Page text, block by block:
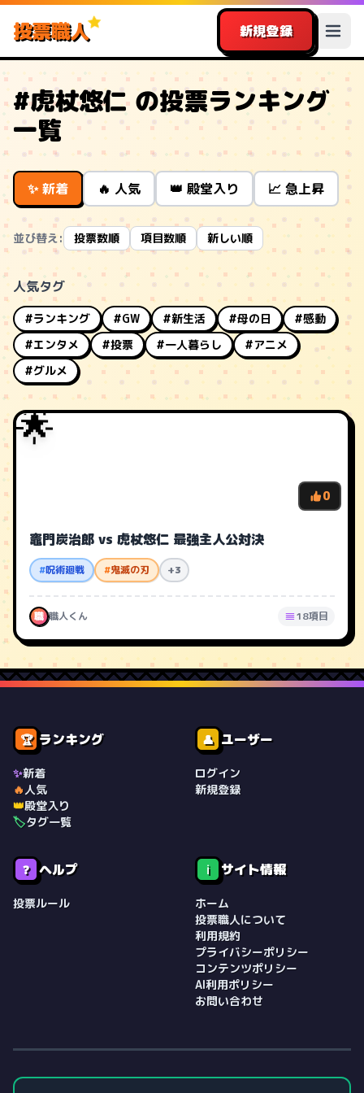
投票職人 新規登録
#虎杖悠仁 の投票ランキング
一覧
✨ 新着 🔥 人気 👑 殿堂入り 📈 急上昇
並び替え: 投票数順 項目数順 新しい順
人気タグ
#ランキング #GW #新生活 #母の日
#感動
#エンタメ
#投票 #一人暮らし
#アニメ
#グルメ
🌟
0
竈門炭治郎 vs 虎杖悠仁 最強主人公対決
#呪術廻戦 #鬼滅の刃 +3
職 職人くん 18項目
🏆 ランキング
✨新着
🔥人気
👑殿堂入り
🏷️タグ一覧
👤 ユーザー
ログイン
新規登録
❓ ヘルプ
投票ルール
ℹ️ サイト情報
ホーム
投票職人について
利用規約
プライバシーポリシー
コンテンツポリシー
AI利用ポリシー
お問い合わせ